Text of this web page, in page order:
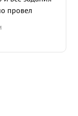
провел
и
ективной
и